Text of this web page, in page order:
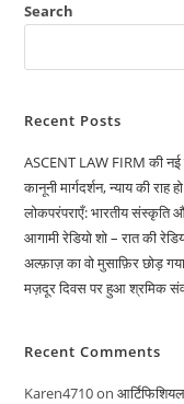
Search
Recent Posts
ASCENT LAW FIRM की
कानूनी मार्गदर्शन, न्याय की राह हो
लोकपरंपराएँ: भारतीय संस्कृति
आगामी रेडियो शो – रात की
अल्फ़ाज़ का वो मुसाफ़िर छोड़
मज़दूर दिवस पर हुआ श्रमिक
Recent Comments
Karen4710on